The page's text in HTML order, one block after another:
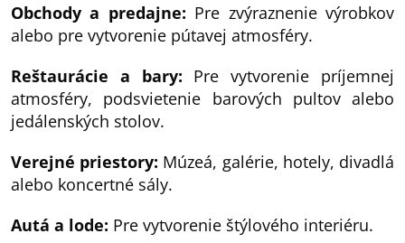
Obchody a predajne: Pre zvýraznenie výrobkov
alebo pre vytvorenie pútavej atmosféry.
Reštaurácie a bary: Pre vytvorenie príjemnej
atmosféry, podsvietenie barových pultov alebo
jedálenských stolov.
Verejné priestory: Múzeá, galérie, hotely, divadlá
alebo koncertné sály.
Autá a lode: Pre vytvorenie štýlového interiéru.